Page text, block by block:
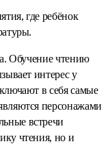
где ребёнок
Обучение чтению
интерес у
в себя самые
персонажами
встречи
чтения, но и